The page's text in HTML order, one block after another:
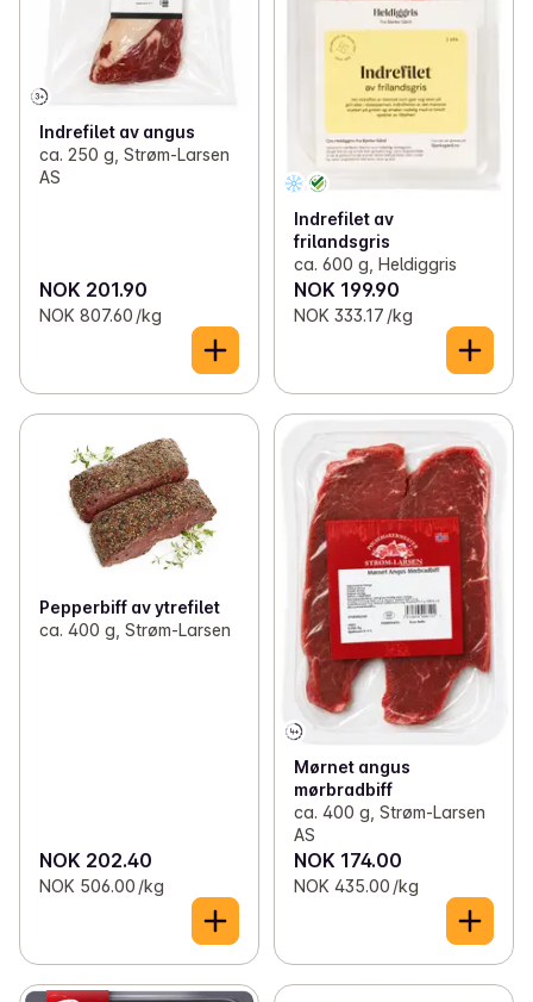
Indrefilet av angus
ca. 250 g, Strøm-Larsen
AS
NOK 201.90
NOK 807.60 /kg
Indrefilet av
frilandsgris
ca. 600 g, Heldiggris
NOK 199.90
NOK 333.17 /kg
Pepperbiff av ytrefilet
ca. 400 g, Strøm-Larsen
NOK 202.40
NOK 506.00 /kg
Mørnet angus
mørbradbiff
ca. 400 g, Strøm-Larsen
AS
NOK 174.00
NOK 435.00 /kg